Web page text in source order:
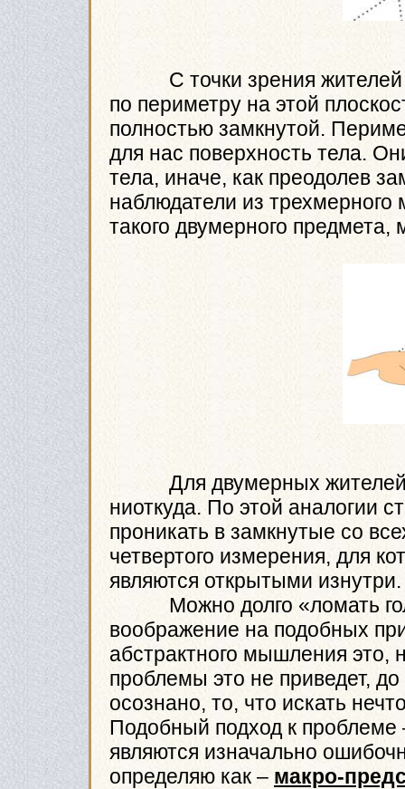
С точки зрения жителей
по периметру на этой
полностью замкнутой.
для нас поверхность тела.
тела, иначе, как преодолев
наблюдатели из
такого двумерного предмета,
Для двумерных жителей,
ниоткуда. По этой аналогии
проникать в замкнутые со
четвертого измерения, для
являются открытыми изнутри.
Можно долго «ломать
воображение на подобных
абстрактного мышления это,
проблемы это не приведет,
осознано, то, что искать
Подобный подход к проблеме
являются изначально
определяю как – макро-